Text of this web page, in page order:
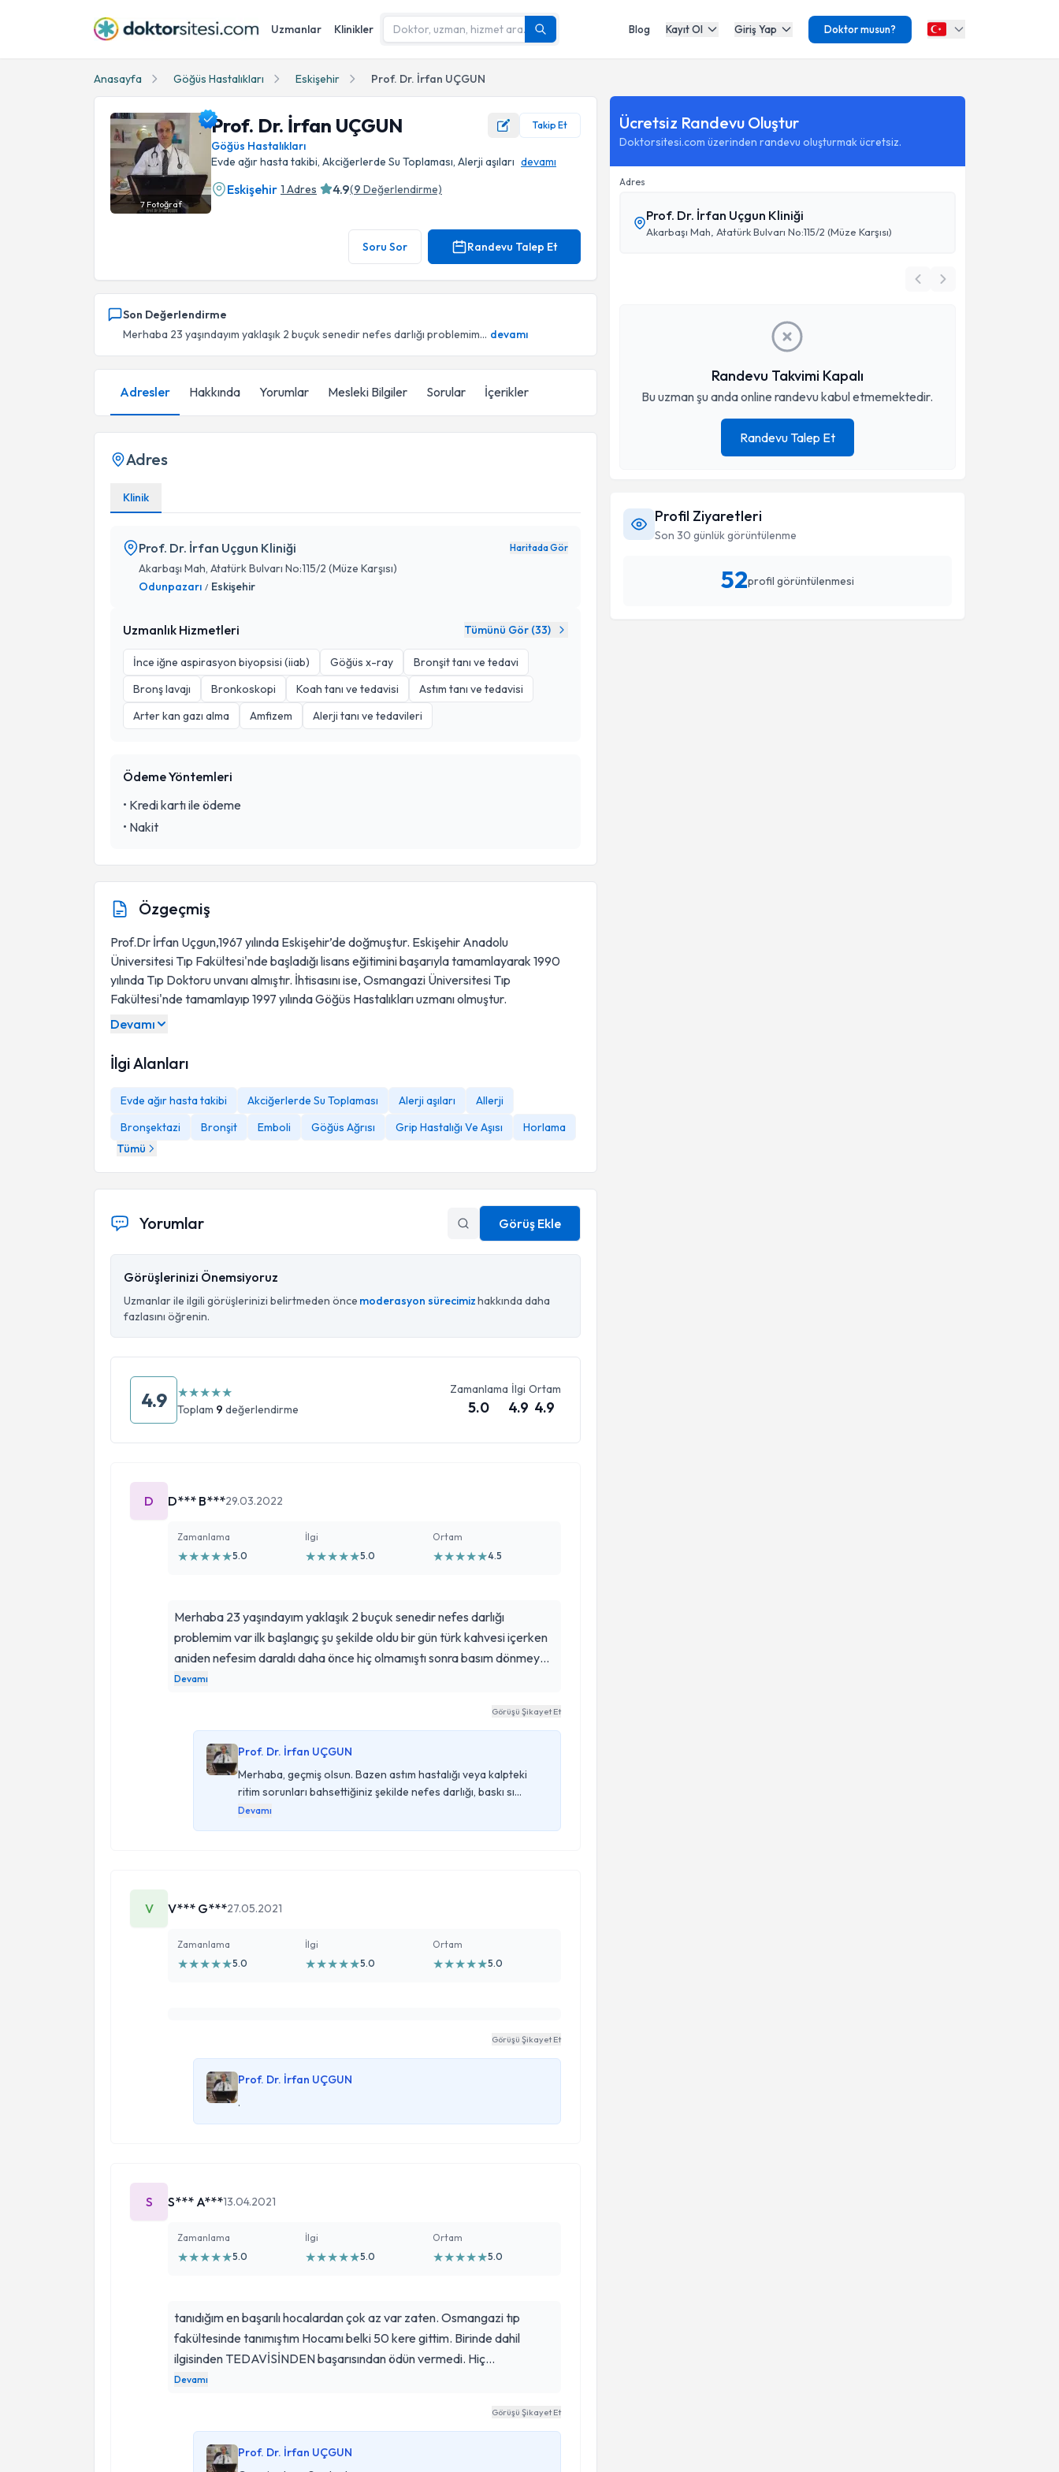
Uzmanlar Klinikler Blog Kayıt Ol Giriş Yap Doktor musun?
Anasayfa Göğüs Hastalıkları Eskişehir Prof. Dr. İrfan UÇGUN
7Fotoğraf
Prof. Dr. İrfan UÇGUN Takip Et
Göğüs Hastalıkları
Evde ağır hasta takibi, Akciğerlerde Su Toplaması, Alerji aşıları devamı
Eskişehir 1 Adres 4.9(9 Değerlendirme)
Soru Sor Randevu Talep Et
Son Değerlendirme
Merhaba 23 yaşındayım yaklaşık 2 buçuk senedir nefes darlığı problemim... devamı
Adresler Hakkında Yorumlar Mesleki Bilgiler Sorular İçerikler
Adres
Klinik
Prof. Dr. İrfan Uçgun Kliniği Haritada Gör
Akarbaşı Mah, Atatürk Bulvarı No:115/2 (Müze Karşısı)
Odunpazarı / Eskişehir
Uzmanlık Hizmetleri Tümünü Gör (33)
İnce iğne aspirasyon biyopsisi (iiab) Göğüs x-ray
Bronşit tanı ve tedavi
Bronş lavajı
Bronkoskopi Koah tanı ve tedavisi
Astım tanı ve tedavisi
Arter kan gazı alma
Amfizem Alerji tanı ve tedavileri
Ödeme Yöntemleri
• Kredi kartı ile ödeme
• Nakit
Özgeçmiş
Prof.Dr İrfan Uçgun,1967 yılında Eskişehir’de doğmuştur. Eskişehir Anadolu
Üniversitesi Tıp Fakültesi'nde başladığı lisans eğitimini başarıyla tamamlayarak 1990
yılında Tıp Doktoru unvanı almıştır. İhtisasını ise, Osmangazi Üniversitesi Tıp
Fakültesi'nde tamamlayıp 1997 yılında Göğüs Hastalıkları uzmanı olmuştur.
Devamı
İlgi Alanları
Evde ağır hasta takibi Akciğerlerde Su Toplaması Alerji aşıları
Allerji
Bronşektazi
Bronşit Emboli Göğüs Ağrısı Grip Hastalığı Ve Aşısı
Horlama
Tümü
Yorumlar Görüş Ekle
Görüşlerinizi Önemsiyoruz
Uzmanlar ile ilgili görüşlerinizi belirtmeden önce moderasyon sürecimizhakkında daha
fazlasını öğrenin.
4.9 ★★★★★
Toplam 9 değerlendirme
Zamanlama
5.0
İlgi
4.9
Ortam
4.9
D D*** B***29.03.2022
Zamanlama
★★★★★5.0
İlgi
★★★★★5.0
Ortam
★★★★★4.5
Merhaba 23 yaşındayım yaklaşık 2 buçuk senedir nefes darlığı
problemim var ilk başlangıç şu şekilde oldu bir gün türk kahvesi içerken
aniden nefesim daraldı daha önce hiç olmamıştı sonra basım dönmeye
başladı yerleşim ellerim titredi panik oldum sonra sürekli olarak nefesim
aşırı derece de yoğun hissediyorum sanki aldığım nefes ciğerlerimi
doldurmuyor hergun oluyor bazen hafifliyor bazen çoğalıyor üç gün
önce gittim doktora akciğer filmi ve EKG çekildi artı kanda alındı
cigerlerim temiz EKG temiz kanlarında temiz sadece billirubin kanımda
biraz yüksek çıktı ama çok fazla değil geri kalan herşey temiz neden
Devamı
Görüşü Şikayet Et
Prof. Dr. İrfan UÇGUN
Merhaba, geçmiş olsun. Bazen astım hastalığı veya kalpteki
ritim sorunları bahsettiğiniz şekilde nefes darlığı, baskı sı...
Devamı
V V*** G***27.05.2021
Zamanlama
★★★★★5.0
İlgi
★★★★★5.0
Ortam
★★★★★5.0
Görüşü Şikayet Et
Prof. Dr. İrfan UÇGUN
.
S S*** A***13.04.2021
Zamanlama
★★★★★5.0
İlgi
★★★★★5.0
Ortam
★★★★★5.0
tanıdığım en başarılı hocalardan çok az var zaten. Osmangazi tıp
fakültesinde tanımıştım Hocamı belki 50 kere gittim. Birinde dahil
ilgisinden TEDAVİSİNDEN başarısından ödün vermedi. Hiç
düşünmeden gidin derim. Allah razı olsun hocam bir değil binkez.
Devamı
Görüşü Şikayet Et
Prof. Dr. İrfan UÇGUN
Ücretsiz Randevu Oluştur
Doktorsitesi.com üzerinden randevu oluşturmak ücretsiz.
Adres
Prof. Dr. İrfan Uçgun Kliniği
Akarbaşı Mah, Atatürk Bulvarı No:115/2 (Müze Karşısı)
Randevu Takvimi Kapalı
Bu uzman şu anda online randevu kabul etmemektedir.
Randevu Talep Et
Profil Ziyaretleri
Son 30 günlük görüntülenme
52profil görüntülenmesi